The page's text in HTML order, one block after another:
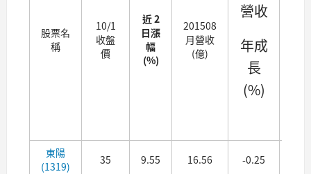
股票名
稱
10/1
收盤
價
近 2
日漲
幅
(%)
201508
月營收
(億)
營收
年成
長
(%)
東陽
(1319)
35 9.55 16.56 -0.25